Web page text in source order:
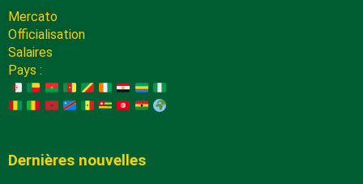
Mercato
Officialisation
Salaires
Pays :
Dernières nouvelles